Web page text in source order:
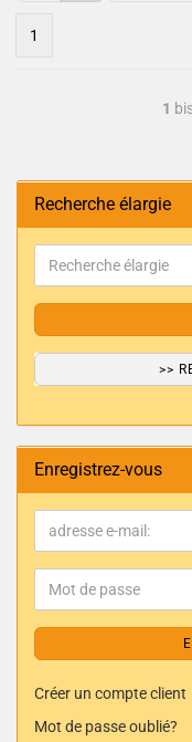
1
1
Recherche élargie
>>
Enregistrez-vous
Créer un compte client
Mot de passe oublié?